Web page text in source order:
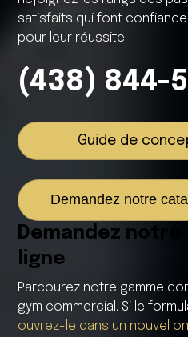
satisfaits qui font
pour leur réussite.
(438) 844-
Guide de
Demandez notre
Demandez
ligne
Parcourez notre gamme
gym commercial. Si le
ouvrez-le dans un nouvel